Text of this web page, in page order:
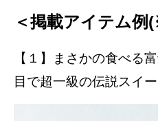
＜掲載アイテム
【１】まさかの食べる
目で超一級の伝説スイ